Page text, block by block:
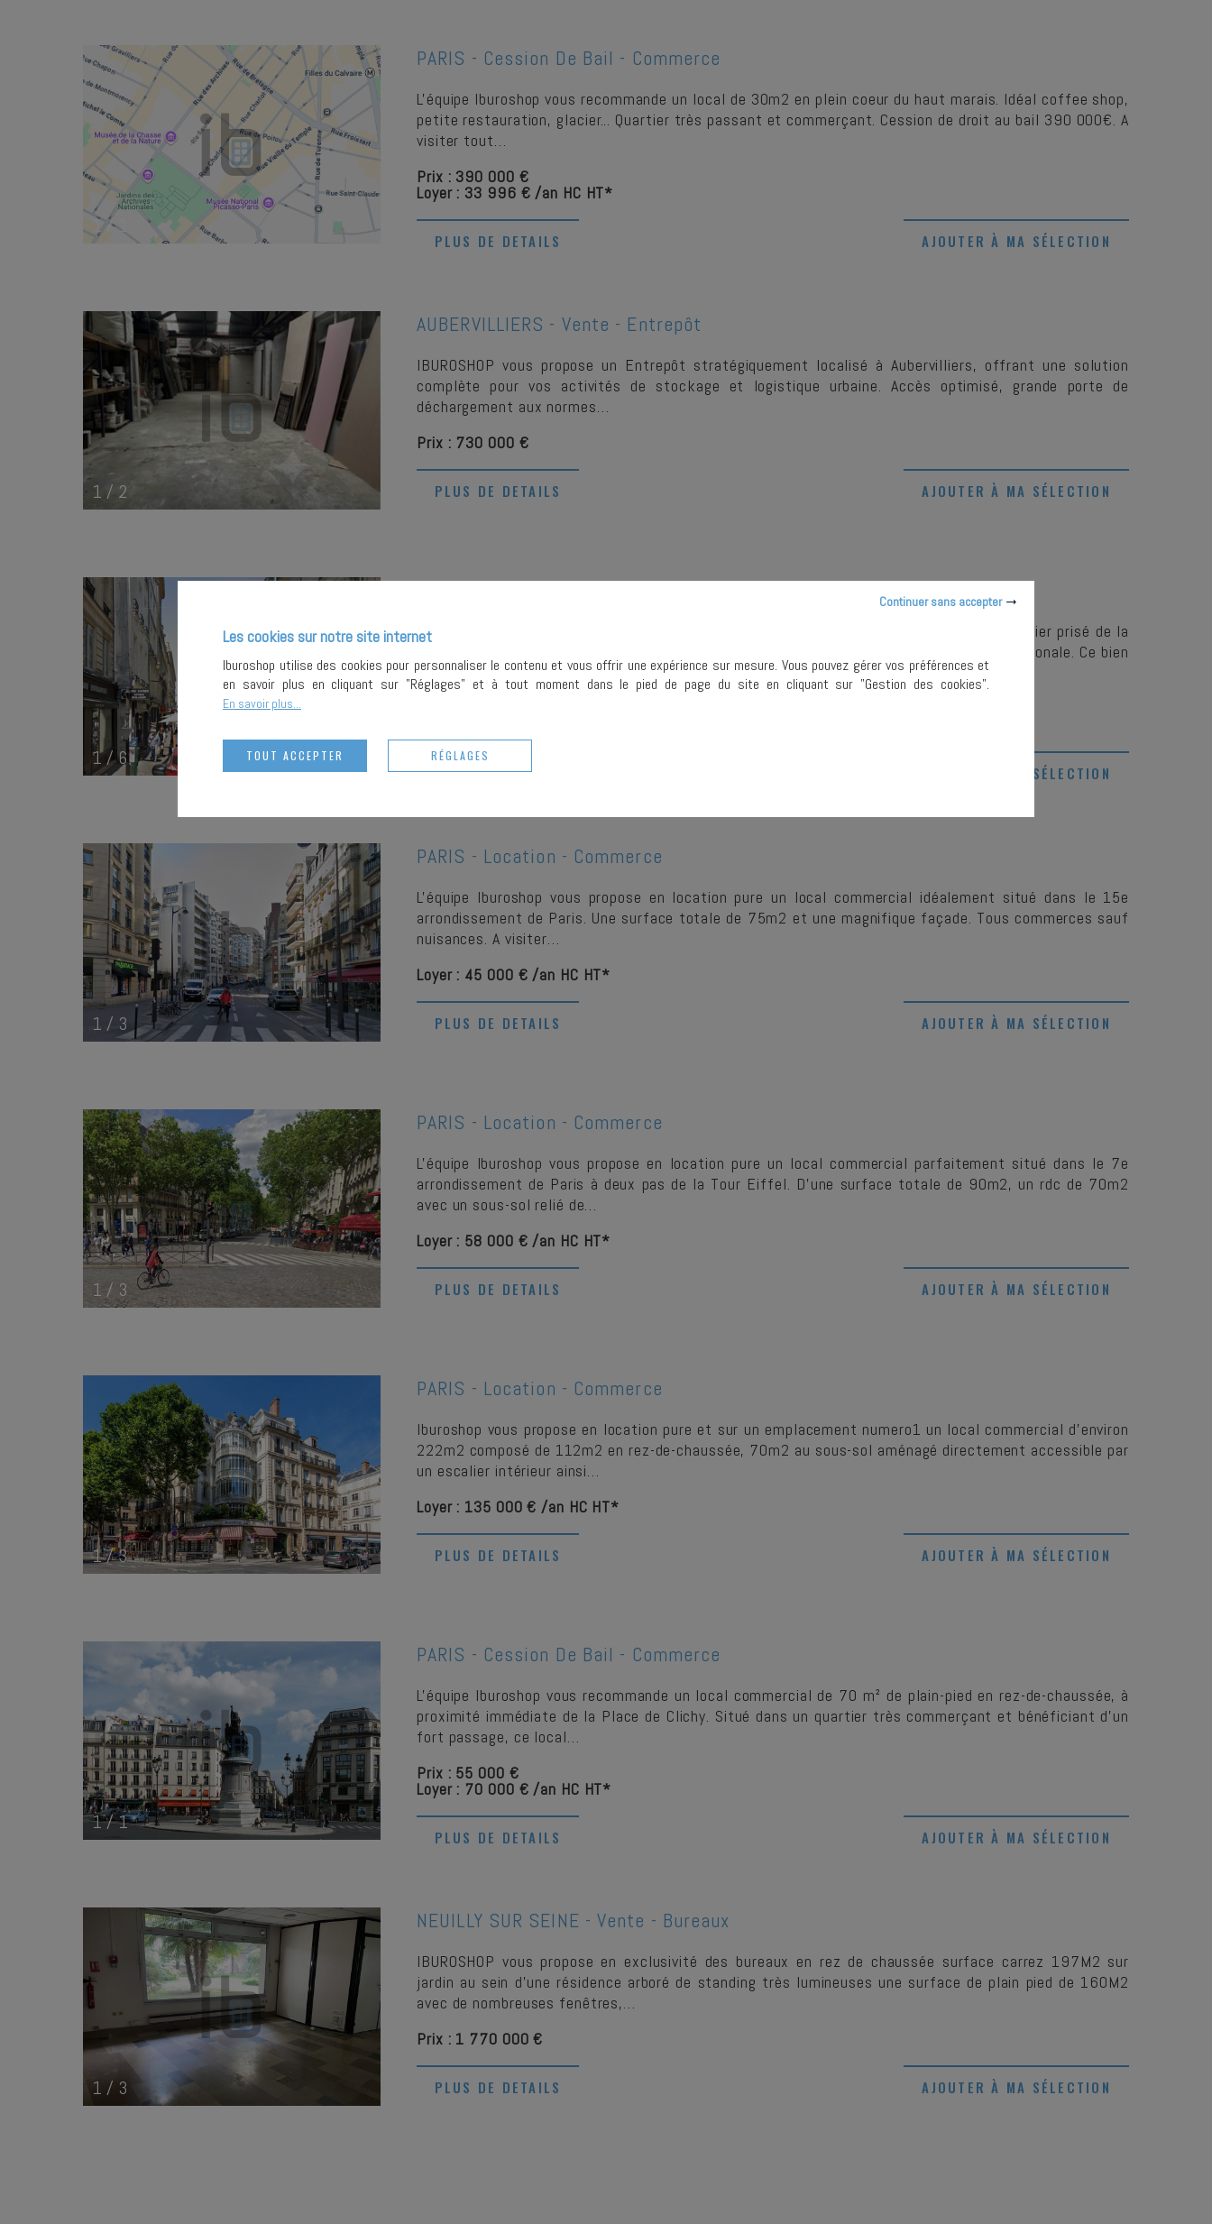
1 /1
PARIS - Cession De Bail - Commerce
L'équipe Iburoshop vous recommande un local de 30m2 en plein coeur du haut marais. Idéal coffee shop,
petite restauration, glacier... Quartier très passant et commerçant. Cession de droit au bail 390 000€. A
visiter tout…
Prix : 390 000 €
Loyer : 33 996 € /an HC HT*
PLUS DE DETAILS AJOUTER À MA SÉLECTION
1 / 2
AUBERVILLIERS - Vente - Entrepôt
IBUROSHOP vous propose un Entrepôt stratégiquement localisé à Aubervilliers, offrant une solution
complète pour vos activités de stockage et logistique urbaine. Accès optimisé, grande porte de
déchargement aux normes…
Prix : 730 000 €
PLUS DE DETAILS AJOUTER À MA SÉLECTION
1/6
L'équipe Iburoshop vous propose un local commercial idéalement situé au cœur d'un quartier prisé de la
Rive Gauche, offrant un environnement dynamique et une clientèle locale comme internationale. Ce bien
bénéficie d'un…
PLUS DE DETAILS AJOUTER À MA SÉLECTION
1 / 3
PARIS - Location - Commerce
L'équipe Iburoshop vous propose en location pure un local commercial idéalement situé dans le 15e
arrondissement de Paris. Une surface totale de 75m2 et une magnifique façade. Tous commerces sauf
nuisances. A visiter…
Loyer : 45 000 € /an HC HT*
PLUS DE DETAILS AJOUTER À MA SÉLECTION
1 / 3
PARIS - Location - Commerce
L'équipe Iburoshop vous propose en location pure un local commercial parfaitement situé dans le 7e
arrondissement de Paris à deux pas de la Tour Eiffel. D'une surface totale de 90m2, un rdc de 70m2
avec un sous-sol relié de…
Loyer : 58 000 € /an HC HT*
PLUS DE DETAILS AJOUTER À MA SÉLECTION
1/3
PARIS - Location - Commerce
Iburoshop vous propose en location pure et sur un emplacement numero1 un local commercial d'environ
222m2 composé de 112m2 en rez-de-chaussée, 70m2 au sous-sol aménagé directement accessible par
un escalier intérieur ainsi…
Loyer : 135 000 € /an HC HT*
PLUS DE DETAILS AJOUTER À MA SÉLECTION
1/1
PARIS - Cession De Bail - Commerce
L'équipe Iburoshop vous recommande un local commercial de 70 m² de plain-pied en rez-de-chaussée, à
proximité immédiate de la Place de Clichy. Situé dans un quartier très commerçant et bénéficiant d'un
fort passage, ce local…
Prix : 55 000 €
Loyer : 70 000 € /an HC HT*
PLUS DE DETAILS AJOUTER À MA SÉLECTION
1 / 3
NEUILLY SUR SEINE -Vente - Bureaux
IBUROSHOP vous propose en exclusivité des bureaux en rez de chaussée surface carrez 197M2 sur
jardin au sein d'une résidence arboré de standing très lumineuses une surface de plain pied de 160M2
avec de nombreuses fenêtres,…
Prix : 1 770 000 €
PLUS DE DETAILS AJOUTER À MA SÉLECTION
Continuer sans accepter
Les cookies sur notre site internet
Iburoshop utilise des cookies pour personnaliser le contenu et vous offrir une expérience sur mesure. Vous pouvez gérer vos préférences et
en savoir plus en cliquant sur "Réglages" et à tout moment dans le pied de page du site en cliquant sur "Gestion des cookies".
En savoir plus...
TOUT ACCEPTER RÉGLAGES